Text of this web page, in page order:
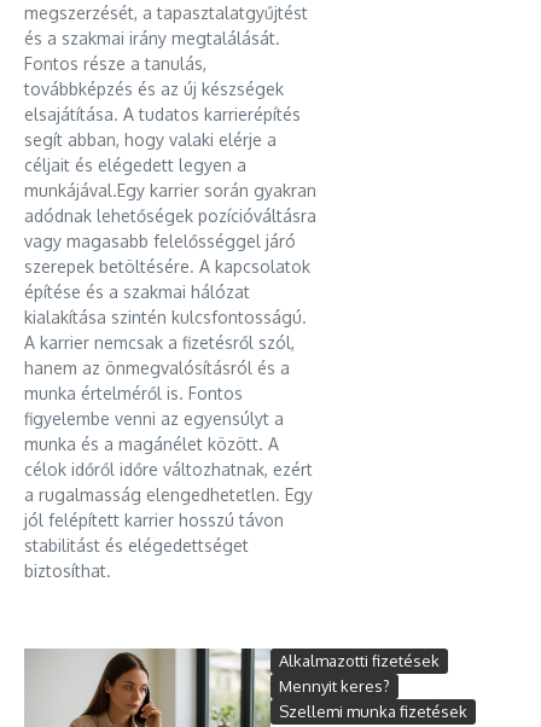
megszerzését, a tapasztalatgyűjtést
és a szakmai irány megtalálását.
Fontos része a tanulás,
továbbképzés és az új készségek
elsajátítása. A tudatos karrierépítés
segít abban, hogy valaki elérje a
céljait és elégedett legyen a
munkájával.Egy karrier során gyakran
adódnak lehetőségek pozícióváltásra
vagy magasabb felelősséggel járó
szerepek betöltésére. A kapcsolatok
építése és a szakmai hálózat
kialakítása szintén kulcsfontosságú.
A karrier nemcsak a fizetésről szól,
hanem az önmegvalósításról és a
munka értelméről is. Fontos
figyelembe venni az egyensúlyt a
munka és a magánélet között. A
célok időről időre változhatnak, ezért
a rugalmasság elengedhetetlen. Egy
jól felépített karrier hosszú távon
stabilitást és elégedettséget
biztosíthat.
Alkalmazotti fizetések
Mennyit keres?
Szellemi munka fizetések